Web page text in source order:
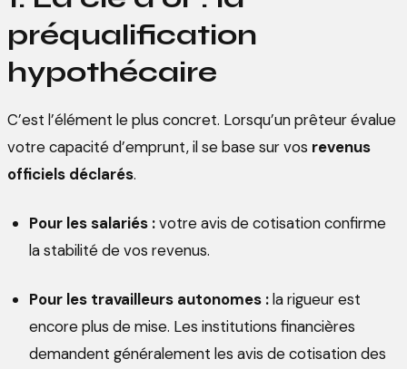
préqualification
hypothécaire
C’est l’élément le plus concret. Lorsqu’un prêteur évalue
votre capacité d’emprunt, il se base sur vos revenus
officiels déclarés.
Pour les salariés :votre avis de cotisation confirme
la stabilité de vos revenus.
Pour les travailleurs autonomes :la rigueur est
encore plus de mise. Les institutions financières
demandent généralement les avis de cotisation des